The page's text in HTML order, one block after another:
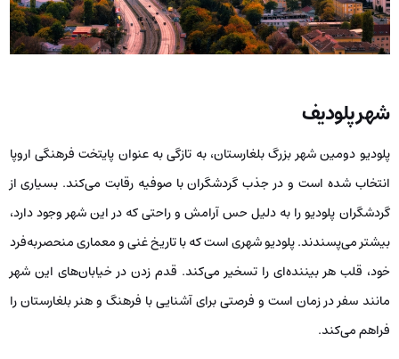
شهر پلودیف
پلودیو دومین شهر بزرگ بلغارستان، به تازگی به عنوان پایتخت فرهنگی اروپا
انتخاب شده است و در جذب گردشگران با صوفیه رقابت می‌کند. بسیاری از
گردشگران پلودیو را به دلیل حس آرامش و راحتی که در این شهر وجود دارد،
بیشتر می‌پسندند. پلودیو شهری است که با تاریخ غنی و معماری منحصربه‌فرد
خود، قلب هر بیننده‌ای را تسخیر می‌کند. قدم زدن در خیابان‌های این شهر
مانند سفر در زمان است و فرصتی برای آشنایی با فرهنگ و هنر بلغارستان را
فراهم می‌کند.